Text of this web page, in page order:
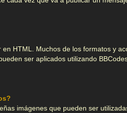
en HTML. Muchos de los formatos y
ser aplicados utilizando
imágenes que pueden ser